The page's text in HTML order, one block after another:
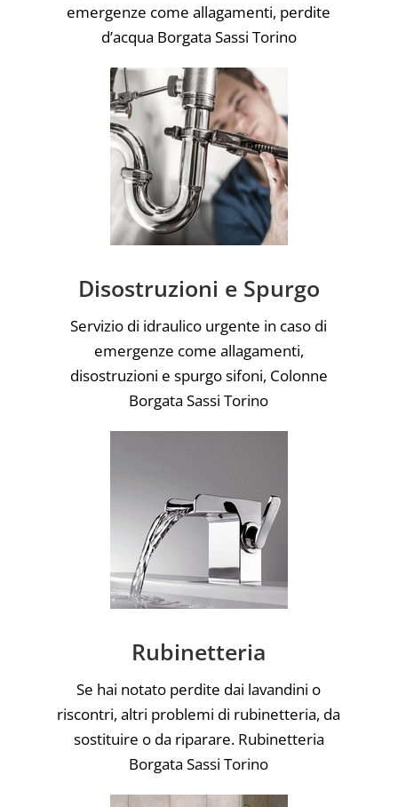
emergenze come allagamenti, perdite
d’acqua Borgata Sassi Torino
Disostruzioni e Spurgo
Servizio di idraulico urgente in caso di
emergenze come allagamenti,
disostruzioni e spurgo sifoni, Colonne
Borgata Sassi Torino
Rubinetteria
Se hai notato perdite dai lavandini o
riscontri, altri problemi di rubinetteria, da
sostituire o da riparare. Rubinetteria
Borgata Sassi Torino